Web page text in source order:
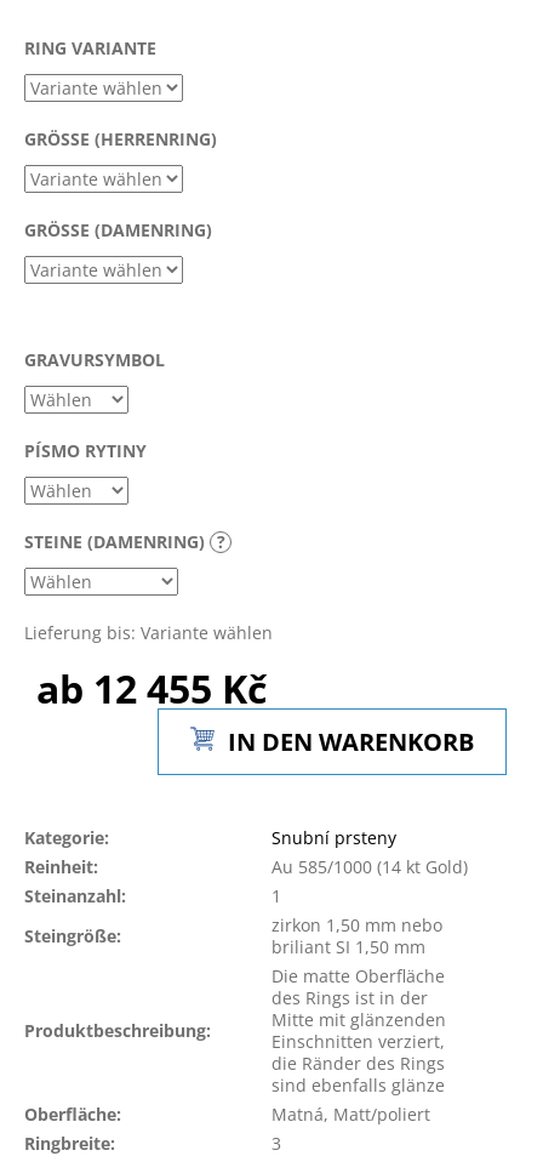
RING VARIANTE
GRÖSSE (HERRENRING)
GRÖSSE (DAMENRING)
GRAVURSYMBOL
PÍSMO RYTINY
STEINE (DAMENRING) ?
Lieferung bis: Variante wählen
ab 12 455 Kč
IN DEN WARENKORB
Kategorie:
Snubní prsteny
Reinheit:
Au 585/1000 (14 kt Gold)
Steinanzahl:
1
Steingröße:
zirkon 1,50 mm nebo
briliant SI 1,50 mm
Produktbeschreibung:
Die matte Oberfläche
des Rings ist in der
Mitte mit glänzenden
Einschnitten verziert,
die Ränder des Rings
sind ebenfalls glänze
Oberfläche:
Matná, Matt/poliert
Ringbreite: 3
SUCHEN
W
i
r
e
f
e
h
l
e
n